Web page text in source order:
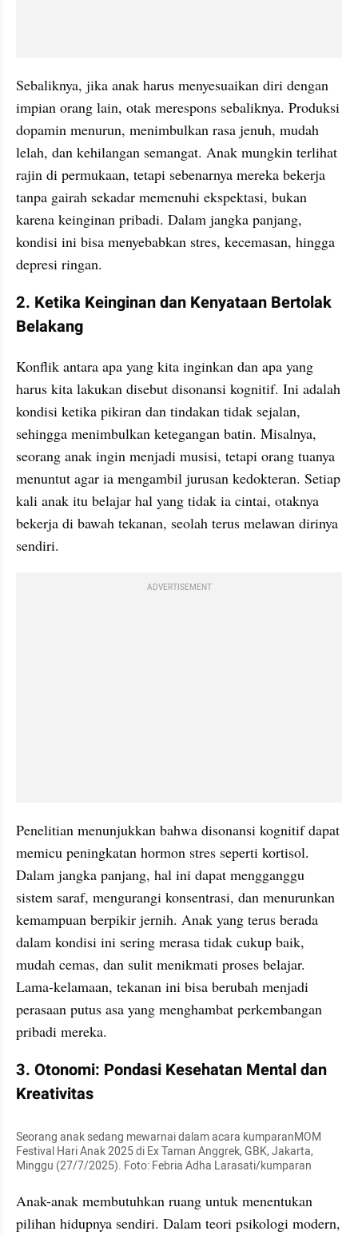
Sebaliknya, jika anak harus menyesuaikan diri dengan
impian orang lain, otak merespons sebaliknya. Produksi
dopamin menurun, menimbulkan rasa jenuh, mudah
lelah, dan kehilangan semangat. Anak mungkin terlihat
rajin di permukaan, tetapi sebenarnya mereka bekerja
tanpa gairah sekadar memenuhi ekspektasi, bukan
karena keinginan pribadi. Dalam jangka panjang,
kondisi ini bisa menyebabkan stres, kecemasan, hingga
depresi ringan.
2. Ketika Keinginan dan Kenyataan Bertolak
Belakang
Konflik antara apa yang kita inginkan dan apa yang
harus kita lakukan disebut disonansi kognitif. Ini adalah
kondisi ketika pikiran dan tindakan tidak sejalan,
sehingga menimbulkan ketegangan batin. Misalnya,
seorang anak ingin menjadi musisi, tetapi orang tuanya
menuntut agar ia mengambil jurusan kedokteran. Setiap
kali anak itu belajar hal yang tidak ia cintai, otaknya
bekerja di bawah tekanan, seolah terus melawan dirinya
sendiri.
ADVERTISEMENT
Penelitian menunjukkan bahwa disonansi kognitif dapat
memicu peningkatan hormon stres seperti kortisol.
Dalam jangka panjang, hal ini dapat mengganggu
sistem saraf, mengurangi konsentrasi, dan menurunkan
kemampuan berpikir jernih. Anak yang terus berada
dalam kondisi ini sering merasa tidak cukup baik,
mudah cemas, dan sulit menikmati proses belajar.
Lama-kelamaan, tekanan ini bisa berubah menjadi
perasaan putus asa yang menghambat perkembangan
pribadi mereka.
3. Otonomi: Pondasi Kesehatan Mental dan
Kreativitas
Seorang anak sedang mewarnai dalam acara kumparanMOM
Festival Hari Anak 2025 di Ex Taman Anggrek, GBK, Jakarta,
Minggu (27/7/2025). Foto: Febria Adha Larasati/kumparan
Anak-anak membutuhkan ruang untuk menentukan
pilihan hidupnya sendiri. Dalam teori psikologi modern,